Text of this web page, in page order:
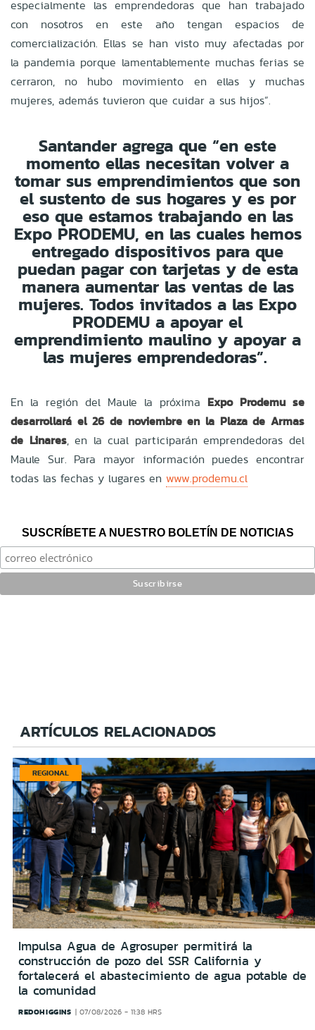
especialmente las emprendedoras que han trabajado
con nosotros en este año tengan espacios de
comercialización. Ellas se han visto muy afectadas por
la pandemia porque lamentablemente muchas ferias se
cerraron, no hubo movimiento en ellas y muchas
mujeres, además tuvieron que cuidar a sus hijos”.
Santander agrega que “en este
momento ellas necesitan volver a
tomar sus emprendimientos que son
el sustento de sus hogares y es por
eso que estamos trabajando en las
Expo PRODEMU, en las cuales hemos
entregado dispositivos para que
puedan pagar con tarjetas y de esta
manera aumentar las ventas de las
mujeres. Todos invitados a las Expo
PRODEMU a apoyar el
emprendimiento maulino y apoyar a
las mujeres emprendedoras”.
En la región del Maule la próxima Expo Prodemu se
desarrollará el 26 de noviembre en la Plaza de Armas
de Linares, en la cual participarán emprendedoras del
Maule Sur. Para mayor información puedes encontrar
todas las fechas y lugares en www.prodemu.cl
SUSCRÍBETE A NUESTRO BOLETÍN DE NOTICIAS
ARTÍCULOS RELACIONADOS
REGIONAL
Impulsa Agua de Agrosuper permitirá la
construcción de pozo del SSR California y
fortalecerá el abastecimiento de agua potable de
la comunidad
REDOHIGGINS 07/08/2026 - 11:38 HRS